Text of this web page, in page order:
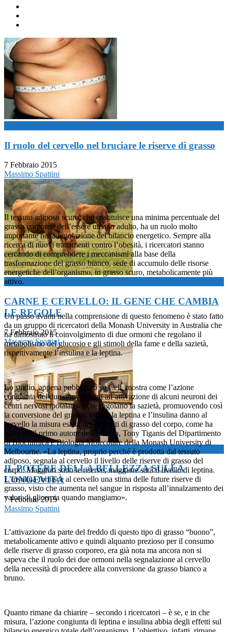
Il ruolo del cervello nel bruciare le riserve di grasso
7 Febbraio 2015
Massimo Spattini
now playing
CARNE E CERVELLO: IL GENE CHE CAMBIA
LE REGOLE
7 Febbraio 2015
Massimo Spattini
now playing
IL POTERE DELLA BELLEZZA SULLA
LONGEVITÀ
7 Febbraio 2015
Massimo Spattini
Il tessuto adiposo scuro, che costituisce una minima percentuale del
grasso corporeo dell’essere umano adulto, ha un ruolo molto
importante nella regolazione del bilancio energetico. Sempre alla
ricerca di nuovi trattamenti contro l’obesità, i ricercatori stanno
cercando di comprendere i meccanismi alla base della
trasformazione del grasso bianco, sede di accumulo delle risorse
energetiche dell’organismo, in grasso scuro, metabolicamente più
attivo.
Un passo avanti nella comprensione di questo fenomeno è stato fatto
da un gruppo di ricercatori della Monash University in Australia che
ha dimostrato il coinvolgimento di due ormoni che regolano il
metabolismo del glucosio e gli stimoli della fame e della sazietà,
rispettivamente l’insulina e la leptina.
Lo studio, appena pubblicato su Cell, mostra come l’azione
congiunta dei due ormoni porti all’attivazione di alcuni neuroni dei
centri nervosi ipotalamici che regolano la sazietà, promuovendo così
la conversione del grasso. Infatti, la leptina e l’insulina danno al
cervello la misura esatta dei depositi di grasso del corpo, come ha
spiegato il primo autore dello studio, Tony Tiganis del Dipartimento
di Biochimica e Biologia Molecolare della Monash University di
Melbourne. «La leptina, proprio perché è prodotta dal tessuto
adiposo, segnala al cervello il livello delle riserve di grasso del
corpo. Maggiori sono le riserve, maggiore sarà il livello di leptina.
L’insulina fornisce al cervello una stima delle future riserve di
grasso, visto che aumenta nel sangue in risposta all’innalzamento dei
valori di glicemia quando mangiamo».
L’attivazione da parte del freddo di questo tipo di grasso “buono”,
metabolicamente attivo e quindi alquanto prezioso per il consumo
delle riserve di grasso corporeo, era già nota ma ancora non si
sapeva che il ruolo dei due ormoni nella segnalazione al cervello
della necessità di procedere alla conversione da grasso bianco a
bruno.
Quanto rimane da chiarire – secondo i ricercatori – è se, e in che
misura, l’azione congiunta di leptina e insulina abbia degli effetti sul